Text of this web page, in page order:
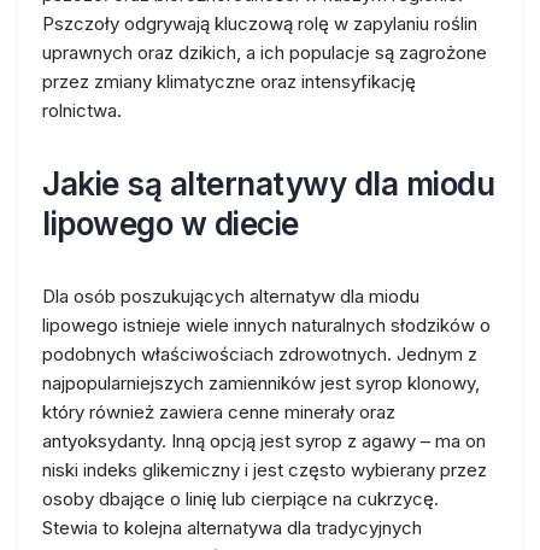
Pszczoły odgrywają kluczową rolę w zapylaniu roślin
uprawnych oraz dzikich, a ich populacje są zagrożone
przez zmiany klimatyczne oraz intensyfikację
rolnictwa.
Jakie są alternatywy dla miodu
lipowego w diecie
Dla osób poszukujących alternatyw dla miodu
lipowego istnieje wiele innych naturalnych słodzików o
podobnych właściwościach zdrowotnych. Jednym z
najpopularniejszych zamienników jest syrop klonowy,
który również zawiera cenne minerały oraz
antyoksydanty. Inną opcją jest syrop z agawy – ma on
niski indeks glikemiczny i jest często wybierany przez
osoby dbające o linię lub cierpiące na cukrzycę.
Stewia to kolejna alternatywa dla tradycyjnych